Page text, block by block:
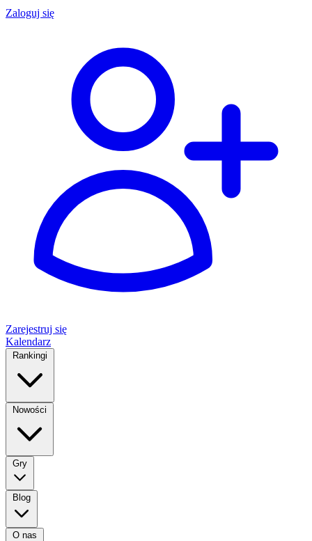
Zaloguj się
Zarejestruj się
Kalendarz
Rankingi
Nowości
Gry
Blog
O nas